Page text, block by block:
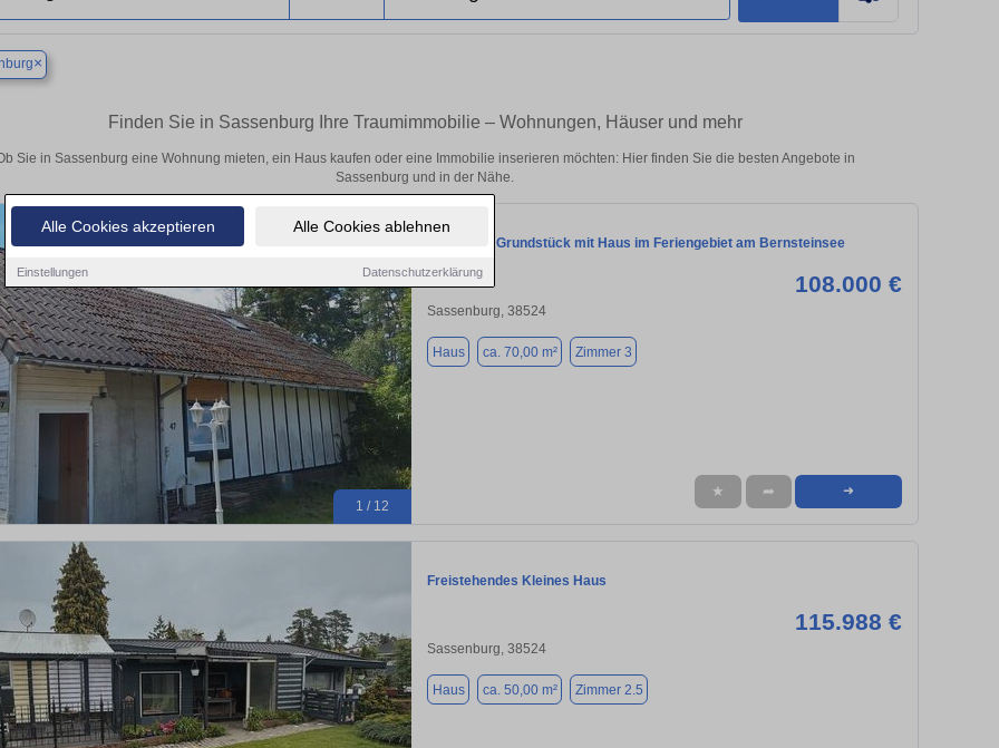
Alle Cookies akzeptieren Alle Cookies ablehnen
Einstellungen Datenschutzerklärung
×
Finden Sie in Sassenburg Ihre Traumimmobilie – Wohnungen, Häuser und mehr
Sie in Sassenburg eine Wohnung mieten, ein Haus kaufen oder eine Immobilie inserieren möchten: Hier finden Sie die besten Angebote in
Sassenburg und in der Nähe.
1 / 12
ca. 800m2 Grundstück mit Haus im Feriengebiet am Bernsteinsee
108.000 €
Sassenburg, 38524
Haus ca. 70,00 m² Zimmer 3
★ ➦ ➜
Freistehendes Kleines Haus
115.988 €
Sassenburg, 38524
Haus ca. 50,00 m² Zimmer 2.5